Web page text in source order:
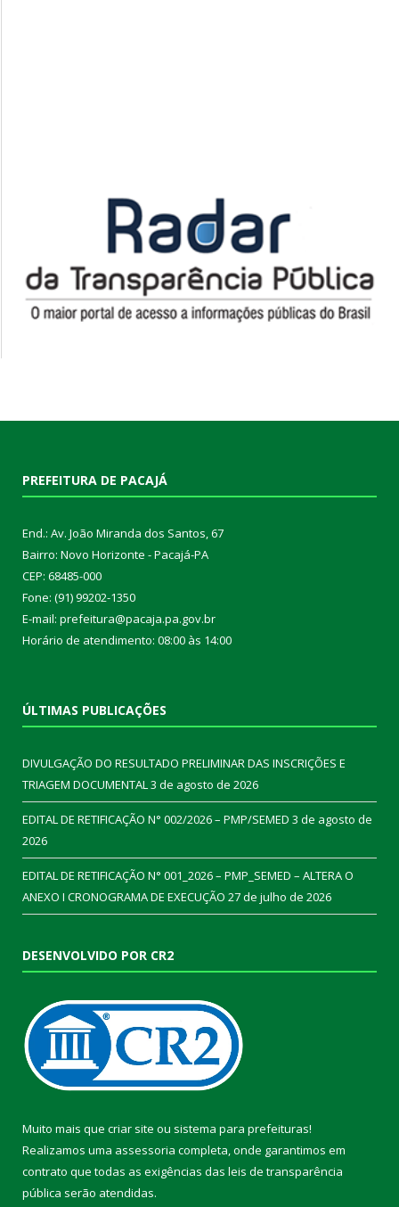
PREFEITURA DE PACAJÁ
End.: Av. João Miranda dos Santos, 67
Bairro: Novo Horizonte - Pacajá-PA
CEP: 68485-000
Fone: (91) 99202-1350
E-mail: prefeitura@pacaja.pa.gov.br
Horário de atendimento: 08:00 às 14:00
ÚLTIMAS PUBLICAÇÕES
DIVULGAÇÃO DO RESULTADO PRELIMINAR DAS INSCRIÇÕES E
TRIAGEM DOCUMENTAL3 de agosto de 2026
EDITAL DE RETIFICAÇÃO N° 002/2026 – PMP/SEMED 3 de agosto de
2026
EDITAL DE RETIFICAÇÃO N° 001_2026 – PMP_SEMED – ALTERA O
ANEXO I CRONOGRAMA DE EXECUÇÃO 27 de julho de 2026
DESENVOLVIDO POR CR2
Muito mais que criar site ou sistema para prefeituras!
Realizamos uma assessoria completa, onde garantimos em
contrato que todas as exigências das leis de transparência
pública serão atendidas.